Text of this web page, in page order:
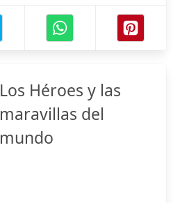
Los Héroes y las
maravillas del
mundo